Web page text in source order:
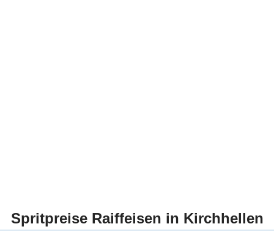
Spritpreise Raiffeisen in Kirchhellen